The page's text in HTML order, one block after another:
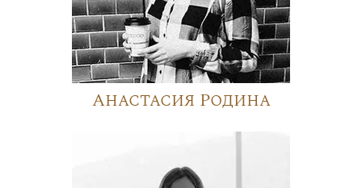
Анастасия Родина